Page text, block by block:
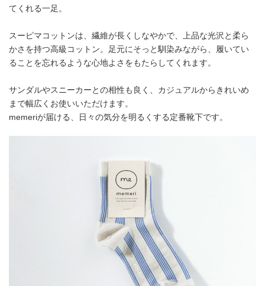
てくれる一足。
スーピマコットンは、繊維が長くしなやかで、上品な光沢と柔ら
かさを持つ高級コットン。足元にそっと馴染みながら、履いてい
ることを忘れるような心地よさをもたらしてくれます。
サンダルやスニーカーとの相性も良く、カジュアルからきれいめ
まで幅広くお使いいただけます。
memeriが届ける、日々の気分を明るくする定番靴下です。